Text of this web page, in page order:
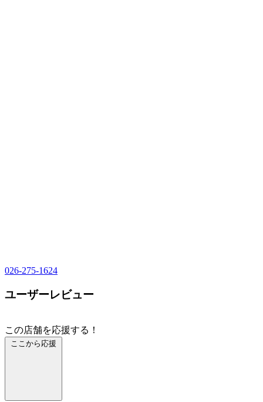
026-275-1624
ユーザーレビュー
この店舗を応援する！
ここから応援